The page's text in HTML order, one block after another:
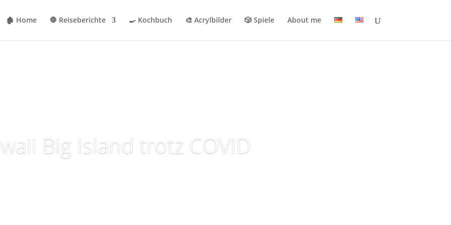
🏚 Home 🛑 Reiseberichte 🍳 Kochbuch 🎨 Acrylbilder 🎲 Spiele About me
Big Island trotz COVID